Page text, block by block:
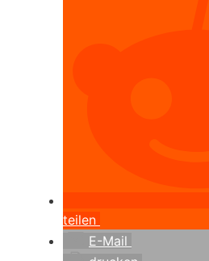
teilen
E-Mail